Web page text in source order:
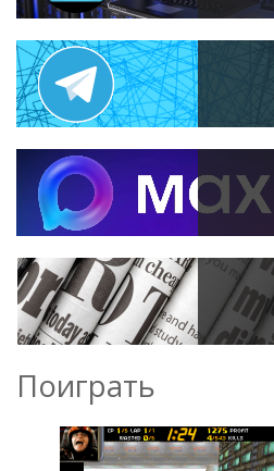
Поиграть